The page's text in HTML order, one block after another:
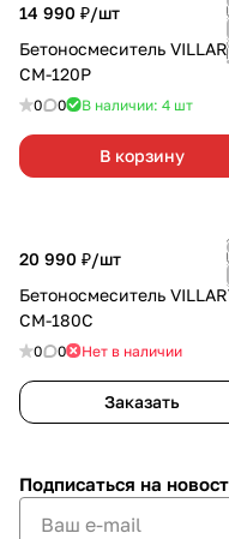
14 990 ₽/шт
Бетоносмеситель
CM-120P
0 0 В наличии: 4 шт
В корзину
20 990 ₽/шт
Бетоносмеситель
CM-180С
0 0 Нет в наличии
Заказать
Подписаться на